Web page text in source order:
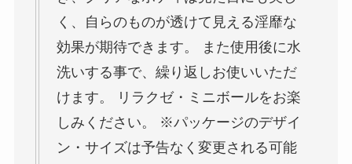
く、自らのものが透けて見える淫靡な
効果が期待できます。 また使用後に水
洗いする事で、繰り返しお使いいただ
けます。 リラクゼ・ミニボールをお楽
しみください。 ※パッケージのデザイ
ン・サイズは予告なく変更される可能